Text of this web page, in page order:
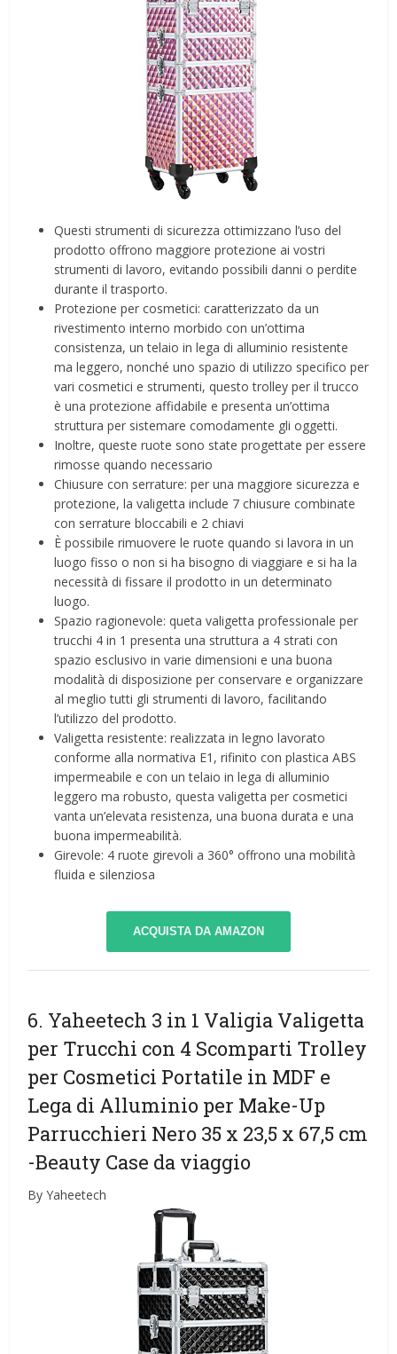
Questi strumenti di sicurezza ottimizzano l’uso del
prodotto offrono maggiore protezione ai vostri
strumenti di lavoro, evitando possibili danni o perdite
durante il trasporto.
Protezione per cosmetici: caratterizzato da un
rivestimento interno morbido con un’ottima
consistenza, un telaio in lega di alluminio resistente
ma leggero, nonché uno spazio di utilizzo specifico per
vari cosmetici e strumenti, questo trolley per il trucco
è una protezione affidabile e presenta un’ottima
struttura per sistemare comodamente gli oggetti.
Inoltre, queste ruote sono state progettate per essere
rimosse quando necessario
Chiusure con serrature: per una maggiore sicurezza e
protezione, la valigetta include 7 chiusure combinate
con serrature bloccabili e 2 chiavi
È possibile rimuovere le ruote quando si lavora in un
luogo fisso o non si ha bisogno di viaggiare e si ha la
necessità di fissare il prodotto in un determinato
luogo.
Spazio ragionevole: queta valigetta professionale per
trucchi 4 in 1 presenta una struttura a 4 strati con
spazio esclusivo in varie dimensioni e una buona
modalità di disposizione per conservare e organizzare
al meglio tutti gli strumenti di lavoro, facilitando
l’utilizzo del prodotto.
Valigetta resistente: realizzata in legno lavorato
conforme alla normativa E1, rifinito con plastica ABS
impermeabile e con un telaio in lega di alluminio
leggero ma robusto, questa valigetta per cosmetici
vanta un’elevata resistenza, una buona durata e una
buona impermeabilità.
Girevole: 4 ruote girevoli a 360° offrono una mobilità
fluida e silenziosa
ACQUISTA DA AMAZON
6. Yaheetech 3 in 1 Valigia Valigetta
per Trucchi con 4 Scomparti Trolley
per Cosmetici Portatile in MDF e
Lega di Alluminio per Make-Up
Parrucchieri Nero 35 x 23,5 x 67,5 cm
-Beauty Case da viaggio
By Yaheetech